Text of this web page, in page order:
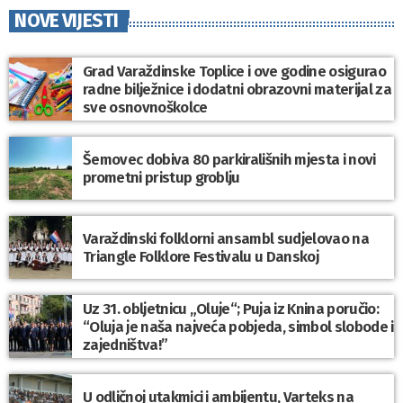
NOVE VIJESTI
Grad Varaždinske Toplice i ove godine osigurao
radne bilježnice i dodatni obrazovni materijal za
sve osnovnoškolce
Šemovec dobiva 80 parkirališnih mjesta i novi
prometni pristup groblju
Varaždinski folklorni ansambl sudjelovao na
Triangle Folklore Festivalu u Danskoj
Uz 31. obljetnicu „Oluje“; Puja iz Knina poručio:
“Oluja je naša najveća pobjeda, simbol slobode i
zajedništva!”
U odličnoj utakmici i ambijentu, Varteks na